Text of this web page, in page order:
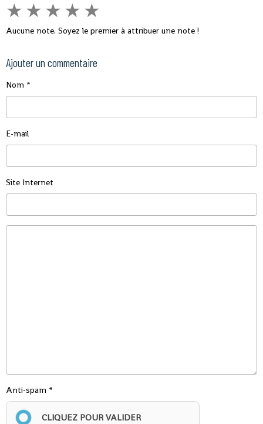
★ ★ ★ ★ ★
Aucune note. Soyez le premier à attribuer une note !
Ajouter un commentaire
Nom
E-mail
Site Internet
Anti-spam
CLIQUEZ POUR VALIDER